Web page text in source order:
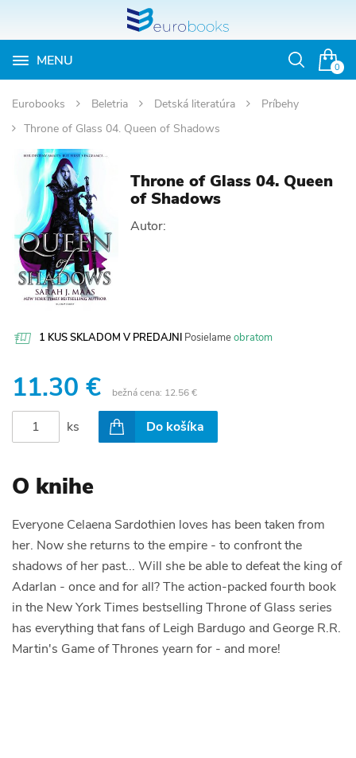
0
MENU
Otvoriť
Eurobooks Beletria Detská literatúra
Príbehy
Throne of Glass 04. Queen of Shadows
Throne of Glass 04. Queen
of Shadows
Autor:
1 KUS SKLADOM V PREDAJNI Posielameobratom
11.30 € bežná cena: 12.56 €
ks Do košíka
O knihe
Everyone Celaena Sardothien loves has been taken from
her. Now she returns to the empire - to confront the
shadows of her past... Will she be able to defeat the king of
Adarlan - once and for all? The action-packed fourth book
in the New York Times bestselling Throne of Glass series
has everything that fans of Leigh Bardugo and George R.R.
Martin's Game of Thrones yearn for - and more!